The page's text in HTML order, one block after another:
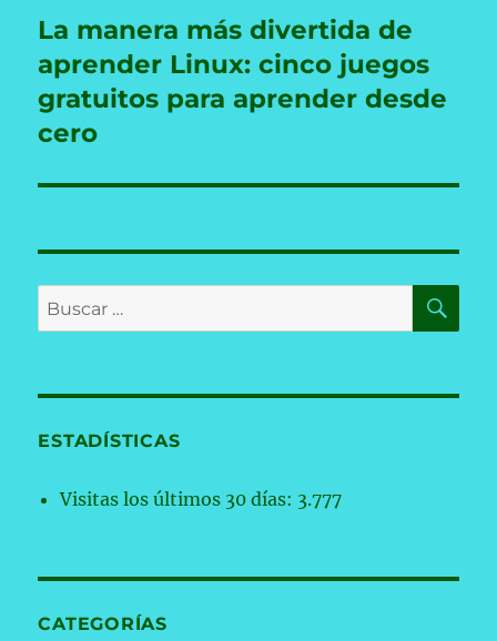
Entrada
siguiente:
La manera más divertida de
aprender Linux: cinco juegos
gratuitos para aprender desde
cero
Buscar
por:
ESTADÍSTICAS
Visitas los últimos 30 días: 3.777
CATEGORÍAS